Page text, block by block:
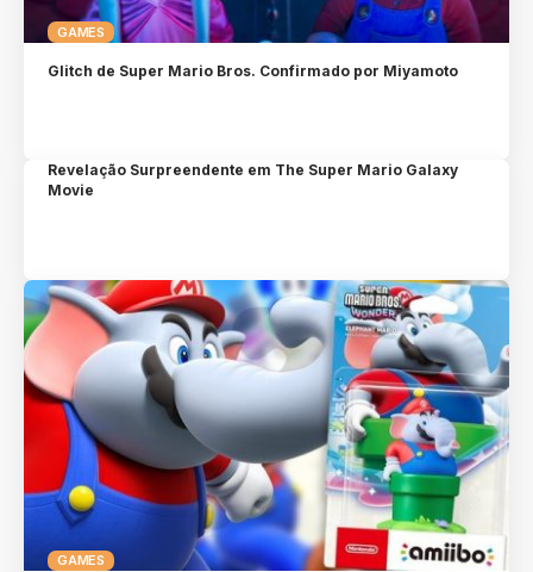
GAMES
Glitch de Super Mario Bros. Confirmado por Miyamoto
Revelação Surpreendente em The Super Mario Galaxy
Movie
GAMES